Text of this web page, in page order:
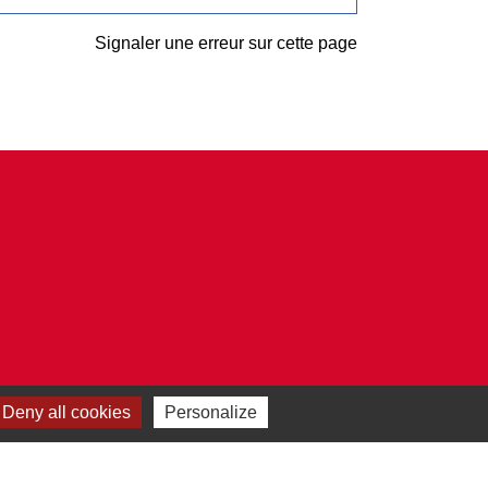
Signaler une erreur sur cette page
Deny all cookies Personalize